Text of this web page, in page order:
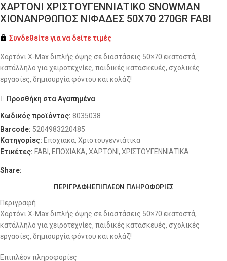
ΧΑΡΤΟΝΙ ΧΡΙΣΤΟΥΓΕΝΝΙΑΤΙΚΟ SNOWMAN
ΧΙΟΝΑΝΡΘΩΠΟΣ ΝΙΦΑΔΕΣ 50Χ70 270GR FABI
Συνδεθείτε για να δείτε τιμές
Χαρτόνι X-Max διπλής όψης σε διαστάσεις 50×70 εκατοστά,
κατάλληλο για χειροτεχνίες, παιδικές κατασκευές, σχολικές
εργασίες, δημιουργία φόντου και κολάζ!
Προσθήκη στα Αγαπημένα
Κωδικός προϊόντος: 8035038
Barcode: 5204983220485
Κατηγορίες: Εποχιακά, Χριστουγεννιάτικα
Ετικέτες: FABI , ΕΠΟΧΙΑΚΑ, ΧΑΡΤΟΝΙ , ΧΡΙΣΤΟΥΓΕΝΝΙΑΤΙΚΑ
Share:
ΠΕΡΙΓΡΑΦΉΕΠΙΠΛΈΟΝ ΠΛΗΡΟΦΟΡΊΕΣ
Περιγραφή
Χαρτόνι X-Max διπλής όψης σε διαστάσεις 50×70 εκατοστά,
κατάλληλο για χειροτεχνίες, παιδικές κατασκευές, σχολικές
εργασίες, δημιουργία φόντου και κολάζ!
Επιπλέον πληροφορίες